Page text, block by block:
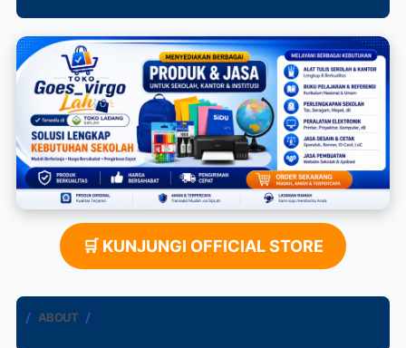
🛒 KUNJUNGI OFFICIAL STORE
ABOUT